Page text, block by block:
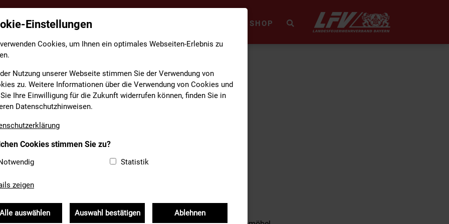
FACHBEREICHE SHOP
GMBH
http://www.wechsel-
Einstellungen
Cookies, um Ihnen ein optimales Webseiten-Erlebnis zu
Nutzung unserer Webseite stimmen Sie der Verwendung von
zu. Weitere Informationen über die Verwendung von Cookies und
Ihre Einwilligung für die Zukunft widerrufen können, finden Sie in
Datenschutzhinweisen.
Cookies stimmen Sie zu?
Statistik
zeigen
Alle auswählen Auswahl bestätigen Ablehnen